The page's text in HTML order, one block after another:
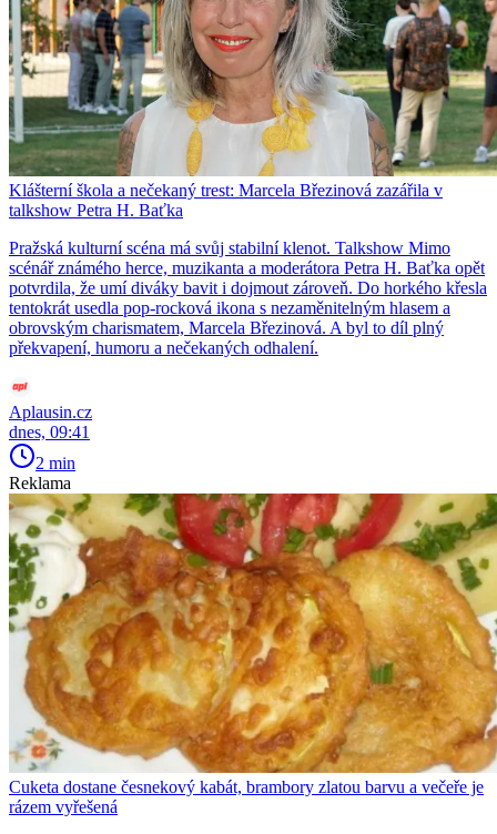
Klášterní škola a nečekaný trest: Marcela Březinová zazářila v
talkshow Petra H. Baťka
Pražská kulturní scéna má svůj stabilní klenot. Talkshow Mimo
scénář známého herce, muzikanta a moderátora Petra H. Baťka opět
potvrdila, že umí diváky bavit i dojmout zároveň. Do horkého křesla
tentokrát usedla pop-rocková ikona s nezaměnitelným hlasem a
obrovským charismatem, Marcela Březinová. A byl to díl plný
překvapení, humoru a nečekaných odhalení.
Aplausin.cz
dnes, 09:41
2 min
Reklama
Cuketa dostane česnekový kabát, brambory zlatou barvu a večeře je
rázem vyřešená